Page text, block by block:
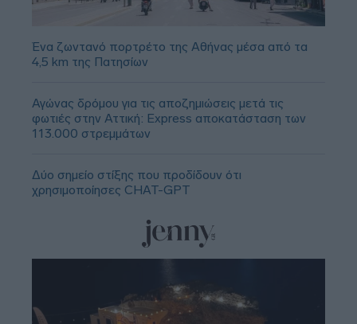
Ένα ζωντανό πορτρέτο της Αθήνας μέσα από τα
4,5 km της Πατησίων
Αγώνας δρόμου για τις αποζημιώσεις μετά τις
φωτιές στην Αττική: Express αποκατάσταση των
113.000 στρεμμάτων
Δύο σημείο στίξης που προδίδουν ότι
χρησιμοποίησες CHAT-GPT